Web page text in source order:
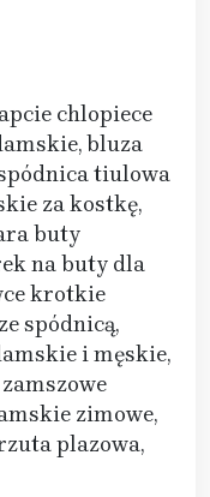
chlopiece
bluza
tiulowa
za kostkę,
buty
na buty dla
krotkie
spódnicą,
i męskie,
zimowe,
plazowa,